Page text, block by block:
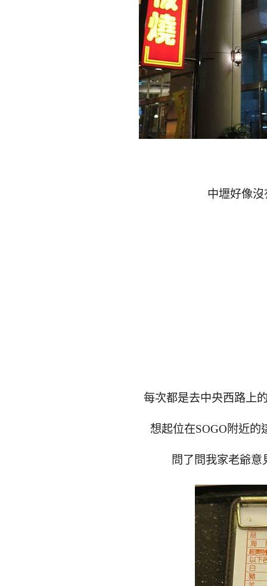
中壢好像
每次都是去中央西路上
想起位在SOGO附近
問了問我家老爺意